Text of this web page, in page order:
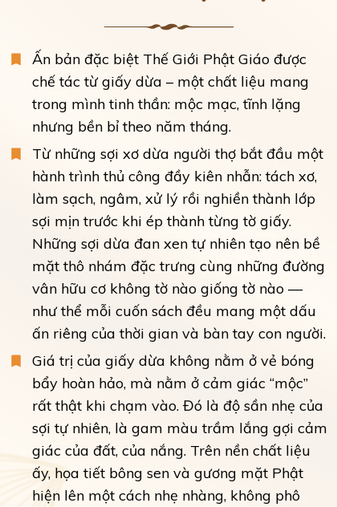
Ấn bản đặc biệt Thế Giới Phật Giáo được
chế tác từ giấy dừa – một chất liệu mang
trong mình tinh thần: mộc mạc, tĩnh lặng
nhưng bền bỉ theo năm tháng.
Từ những sợi xơ dừa người thợ bắt đầu một
hành trình thủ công đầy kiên nhẫn: tách xơ,
làm sạch, ngâm, xử lý rồi nghiền thành lớp
sợi mịn trước khi ép thành từng tờ giấy.
Những sợi dừa đan xen tự nhiên tạo nên bề
mặt thô nhám đặc trưng cùng những đường
vân hữu cơ không tờ nào giống tờ nào —
như thể mỗi cuốn sách đều mang một dấu
ấn riêng của thời gian và bàn tay con người.
Giá trị của giấy dừa không nằm ở vẻ bóng
bẩy hoàn hảo, mà nằm ở cảm giác “mộc”
rất thật khi chạm vào. Đó là độ sần nhẹ của
sợi tự nhiên, là gam màu trầm lắng gợi cảm
giác của đất, của nắng. Trên nền chất liệu
ấy, họa tiết bông sen và gương mặt Phật
hiện lên một cách nhẹ nhàng, không phô